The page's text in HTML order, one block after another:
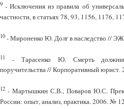
9 - Исключения из правила об
частности, в статьях 78, 93, 1156, 1176,
10 - Мироненко Ю. Долг в наследство //
11
- Тарасенко Ю. Смерть
поручительства // Корпоративный
12 - Мартышкин С.В., Поваров Ю.С.
России: опыт, анализ, практика. 2006. №